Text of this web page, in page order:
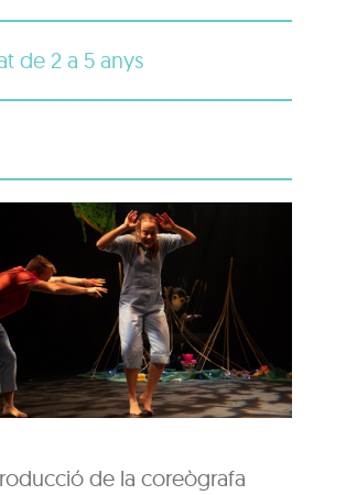
de 2 a 5 anys
de la coreògrafa